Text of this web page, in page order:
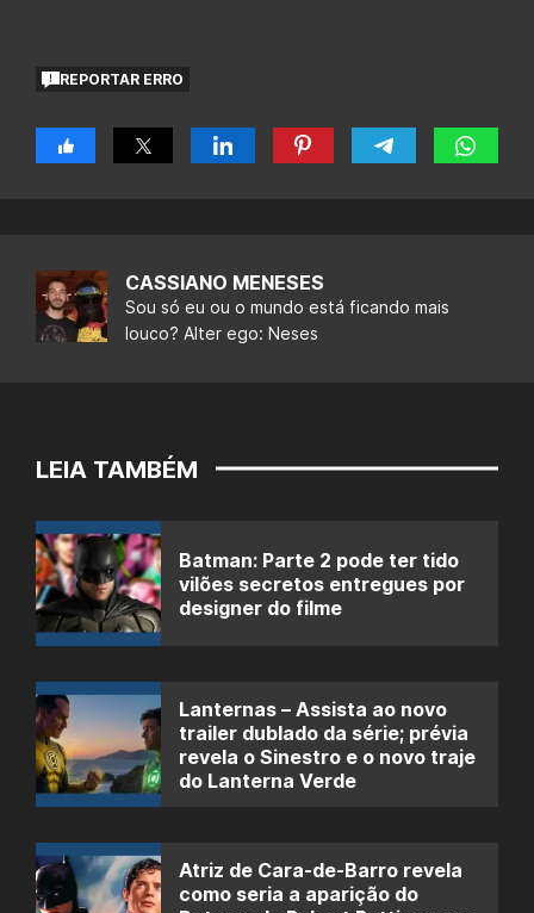
REPORTAR ERRO
CASSIANO MENESES
Sou só eu ou o mundo está ficando mais
louco? Alter ego: Neses
LEIA TAMBÉM
Batman: Parte 2 pode ter tido
vilões secretos entregues por
designer do filme
Lanternas – Assista ao novo
trailer dublado da série; prévia
revela o Sinestro e o novo traje
do Lanterna Verde
Atriz de Cara-de-Barro revela
como seria a aparição do